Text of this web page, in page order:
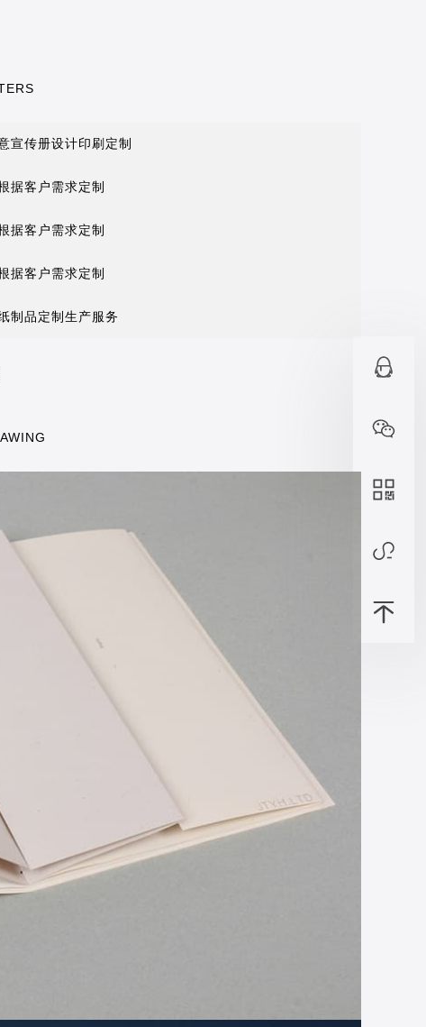
宣传册设计印刷定制
据客户需求定制
据客户需求定制
据客户需求定制
制品定制生产服务